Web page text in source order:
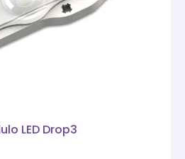
LED Drop3